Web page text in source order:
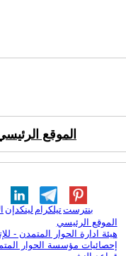
الموقع
لينكدإن تيلكرامبنترست
الموقع الرئيسي
هيئة ادارة الحوار المتمدن -
إحصائيات مؤسسة الحوار